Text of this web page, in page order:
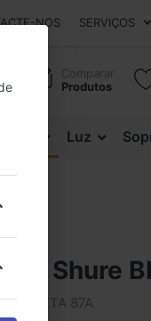
NOS SERVIÇOS
Comparar
Produtos
Luz
Shure
BETA 87A